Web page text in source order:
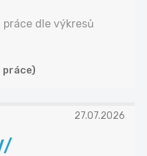
dle výkresů
práce)
27.07.2026